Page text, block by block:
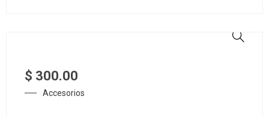
Accesorios
$ 300.00